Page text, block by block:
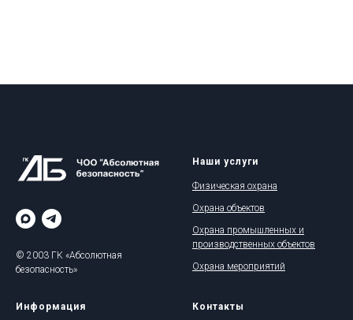
© 2003 ГК «Абсолютная
безопасность»
Наши услуги
Физическая охрана
Охрана объектов
Охрана промышленных и
производственных объектов
Охрана мероприятий
Информация Контакты